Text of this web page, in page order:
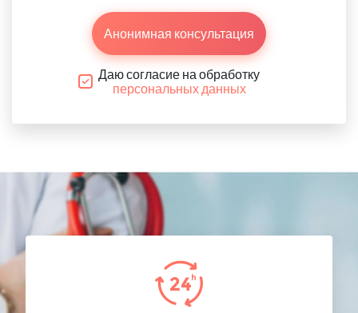
Анонимная консультация
Даю согласие на обработку
персональных данных